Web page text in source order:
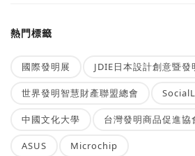
熱門標籤
國際發明展 JDIE日本設計創意暨發
世界發明智慧財產聯盟總會
中國文化大學 台灣發明商品促進協
ASUS Microchip